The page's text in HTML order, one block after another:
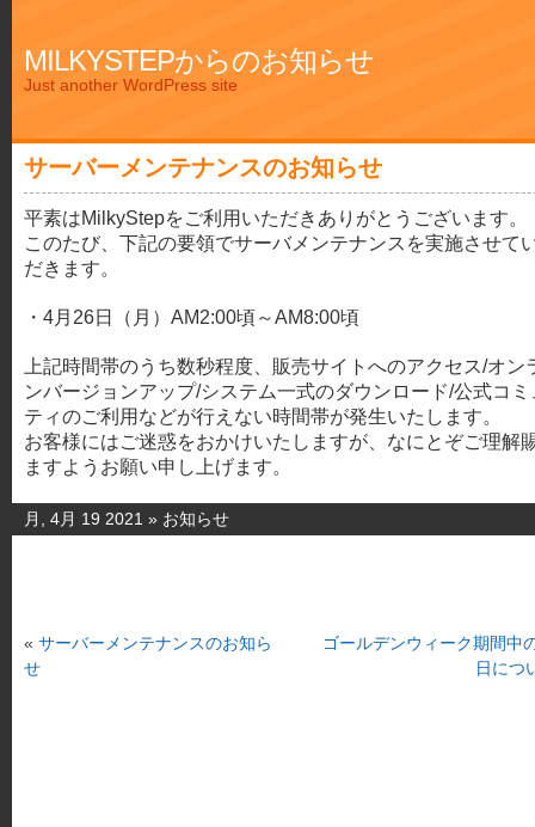
MILKYSTEPからのお知らせ
Just another WordPress site
サーバーメンテナンスのお知らせ
平素はMilkyStepをご利用いただきありがとうございます。
このたび、下記の要領でサーバメンテナンスを実施させて
だきます。
・4月26日（月）AM2:00頃～AM8:00頃
上記時間帯のうち数秒程度、販売サイトへのアクセス/オン
ンバージョンアップ/システム一式のダウンロード/公式コミ
ティのご利用などが行えない時間帯が発生いたします。
お客様にはご迷惑をおかけいたしますが、なにとぞご理解
ますようお願い申し上げます。
月, 4月 19 2021 » お知らせ
« サーバーメンテナンスのお知ら
せ
ゴールデンウィーク期間中
日につ